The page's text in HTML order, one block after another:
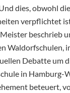
dies, obwohl
verpflichtet
beschrieb
Debatte um
in
beteuert,